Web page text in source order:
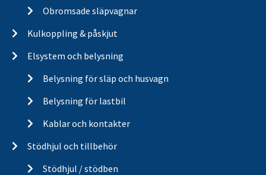
Obromsade släpvagnar
Kulkoppling & påskjut
Elsystem och belysning
Belysning för släp och husvagn
Belysning för lastbil
Kablar och kontakter
Stödhjul och tillbehör
Stödhjul / stödben